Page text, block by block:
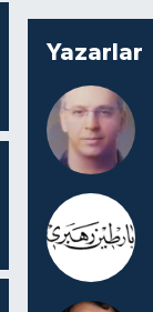
Yazarlar